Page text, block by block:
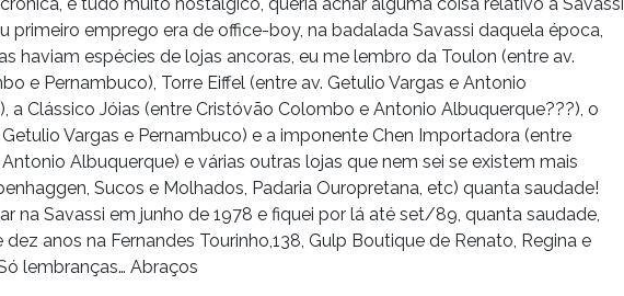
é tudo muito nostálgico, queria achar alguma coisa relativo à Savassi
primeiro emprego era de office-boy, na badalada Savassi daquela época,
haviam espécies de lojas ancoras, eu me lembro da Toulon (entre av.
e Pernambuco), Torre Eiffel (entre av. Getulio Vargas e Antonio
a Clássico Jóias (entre Cristóvão Colombo e Antonio Albuquerque???), o
Vargas e Pernambuco) e a imponente Chen Importadora (entre
Albuquerque) e várias outras lojas que nem sei se existem mais
Sucos e Molhados, Padaria Ouropretana, etc) quanta saudade!
na Savassi em junho de 1978 e fiquei por lá até set/89, quanta saudade,
anos na Fernandes Tourinho,138, Gulp Boutique de Renato, Regina e
lembranças… Abraços